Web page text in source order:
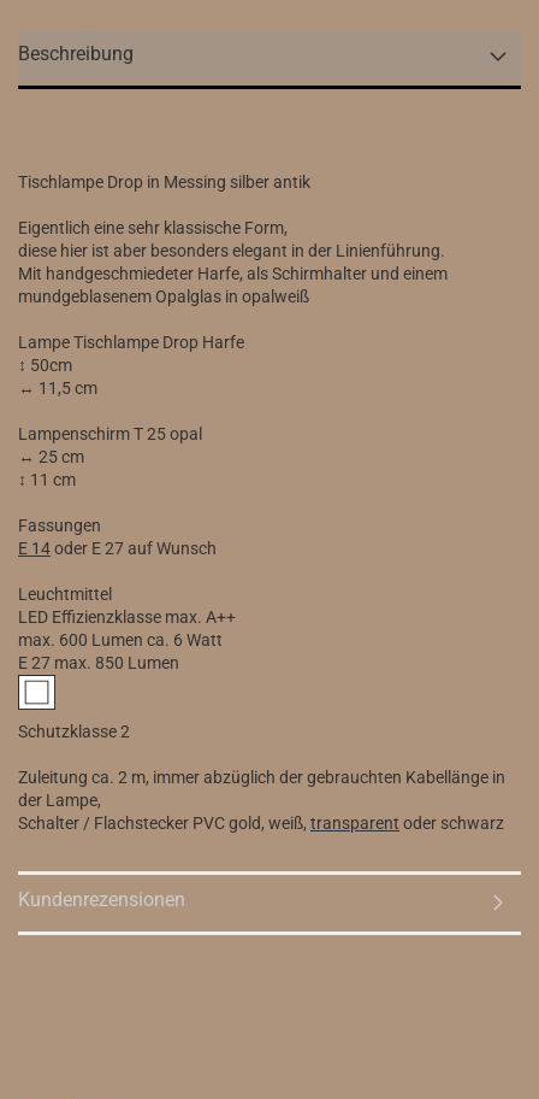
Beschreibung
Tischlampe Drop in Messing silber antik
Eigentlich eine sehr klassische Form,
diese hier ist aber besonders elegant in der Linienführung.
Mit handgeschmiedeter Harfe, als Schirmhalter und einem
mundgeblasenem Opalglas in opalweiß
Lampe Tischlampe Drop Harfe
↕ 50cm
↔ 11,5 cm
Lampenschirm T 25 opal
↔ 25 cm
↕ 11 cm
Fassungen
E 14oder E 27 auf Wunsch
Leuchtmittel
LED Effizienzklasse max. A++
max. 600 Lumen ca. 6 Watt
E 27 max. 850 Lumen
Schutzklasse 2
Zuleitung ca. 2 m, immer abzüglich der gebrauchten Kabellänge in
der Lampe,
Schalter / Flachstecker PVC gold, weiß, transparent oder schwarz
Kundenrezensionen